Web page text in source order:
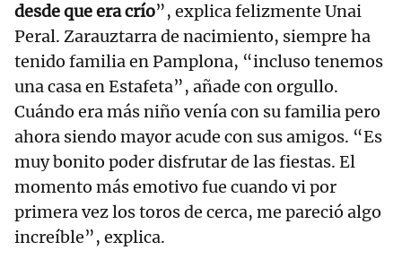
desde que era crío”, explica felizmente Unai
Peral. Zarauztarra de nacimiento, siempre ha
tenido familia en Pamplona, “incluso tenemos
una casa en Estafeta”, añade con orgullo.
Cuándo era más niño venía con su familia pero
ahora siendo mayor acude con sus amigos. “Es
muy bonito poder disfrutar de las fiestas. El
momento más emotivo fue cuando vi por
primera vez los toros de cerca, me pareció algo
increíble”, explica.